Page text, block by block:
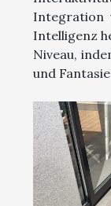
Integration
Intelligenz
Niveau,
und